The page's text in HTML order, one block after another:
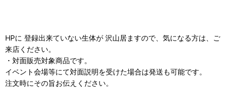
HPに 登録出来ていない生体が 沢山居ますので、気になる方は、ご
来店ください。
・対面販売対象商品です。
イベント会場等にて対面説明を受けた場合は発送も可能です。
注文時にその旨お伝えください。